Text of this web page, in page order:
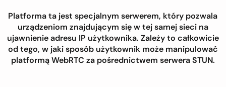
Platforma ta jest specjalnym serwerem, który pozwala
urządzeniom znajdującym się w tej samej sieci na
ujawnienie adresu IP użytkownika. Zależy to całkowicie
od tego, w jaki sposób użytkownik może manipulować
platformą WebRTC za pośrednictwem serwera STUN.